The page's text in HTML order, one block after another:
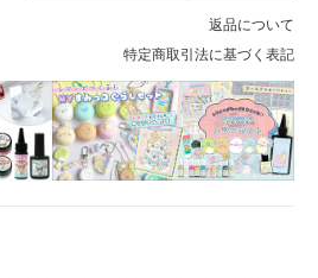
返品について
特定商取引法に基づく表記